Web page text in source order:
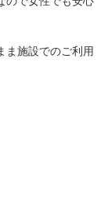
ま施設でのご利用